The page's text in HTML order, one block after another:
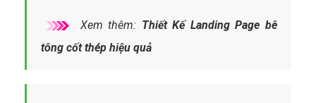
Xem thêm: Thiết Kế Landing Page bê
tông cốt thép hiệu quả